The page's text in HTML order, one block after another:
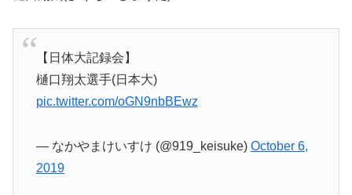
【日体大記録会】
樋口翔太選手(日本大)
pic.twitter.com/oGN9nbBEwz
— なかやまけいすけ (@919_keisuke) October 6,
2019